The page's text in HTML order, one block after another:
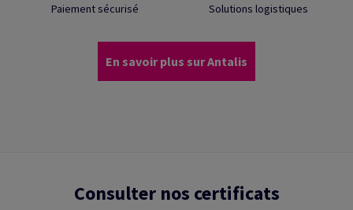
Paiement sécurisé Solutions logistiques
En savoir plus sur Antalis
Consulter nos certificats